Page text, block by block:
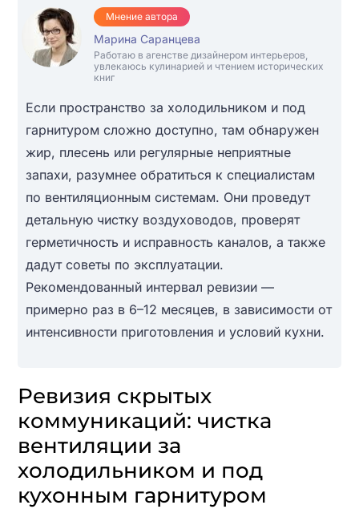
Мнение автора
Марина Саранцева
Работаю в агенстве дизайнером интерьеров,
увлекаюсь кулинарией и чтением исторических
книг
Если пространство за холодильником и под
гарнитуром сложно доступно, там обнаружен
жир, плесень или регулярные неприятные
запахи, разумнее обратиться к специалистам
по вентиляционным системам. Они проведут
детальную чистку воздуховодов, проверят
герметичность и исправность каналов, а также
дадут советы по эксплуатации.
Рекомендованный интервал ревизии —
примерно раз в 6–12 месяцев, в зависимости от
интенсивности приготовления и условий кухни.
Ревизия скрытых
коммуникаций: чистка
вентиляции за
холодильником и под
кухонным гарнитуром